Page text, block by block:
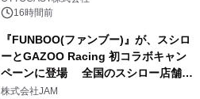
16時間前
『FUNBOO(ファンブー)』が、スシロ
ーとGAZOO Racing 初コラボキャン
ペーンに登場 全国のスシロー店舗で
GR 4車種の FUNBOO(ミニカー)付き
株式会社JAM